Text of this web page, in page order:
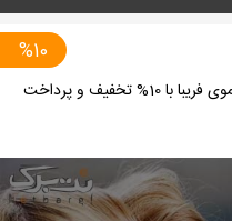
%10
پلکس تراپی مو تا کمر در کراتین و احیای موی فریبا با 10% تخفیف و پرداخت